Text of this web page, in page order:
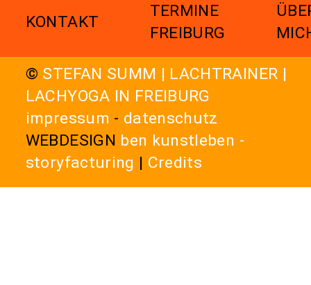
KONTAKT
TERMINE
FREIBURG
© STEFAN SUMM | LACHTRAINER |
LACHYOGA IN FREIBURG
impressum - datenschutz
WEBDESIGN ben kunstleben -
storyfacturing | Credits